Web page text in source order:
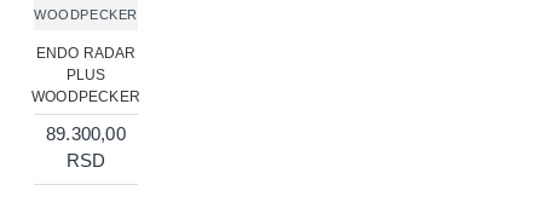
WOODPECKER
ENDO RADAR
PLUS
WOODPECKER
89.300,00
RSD